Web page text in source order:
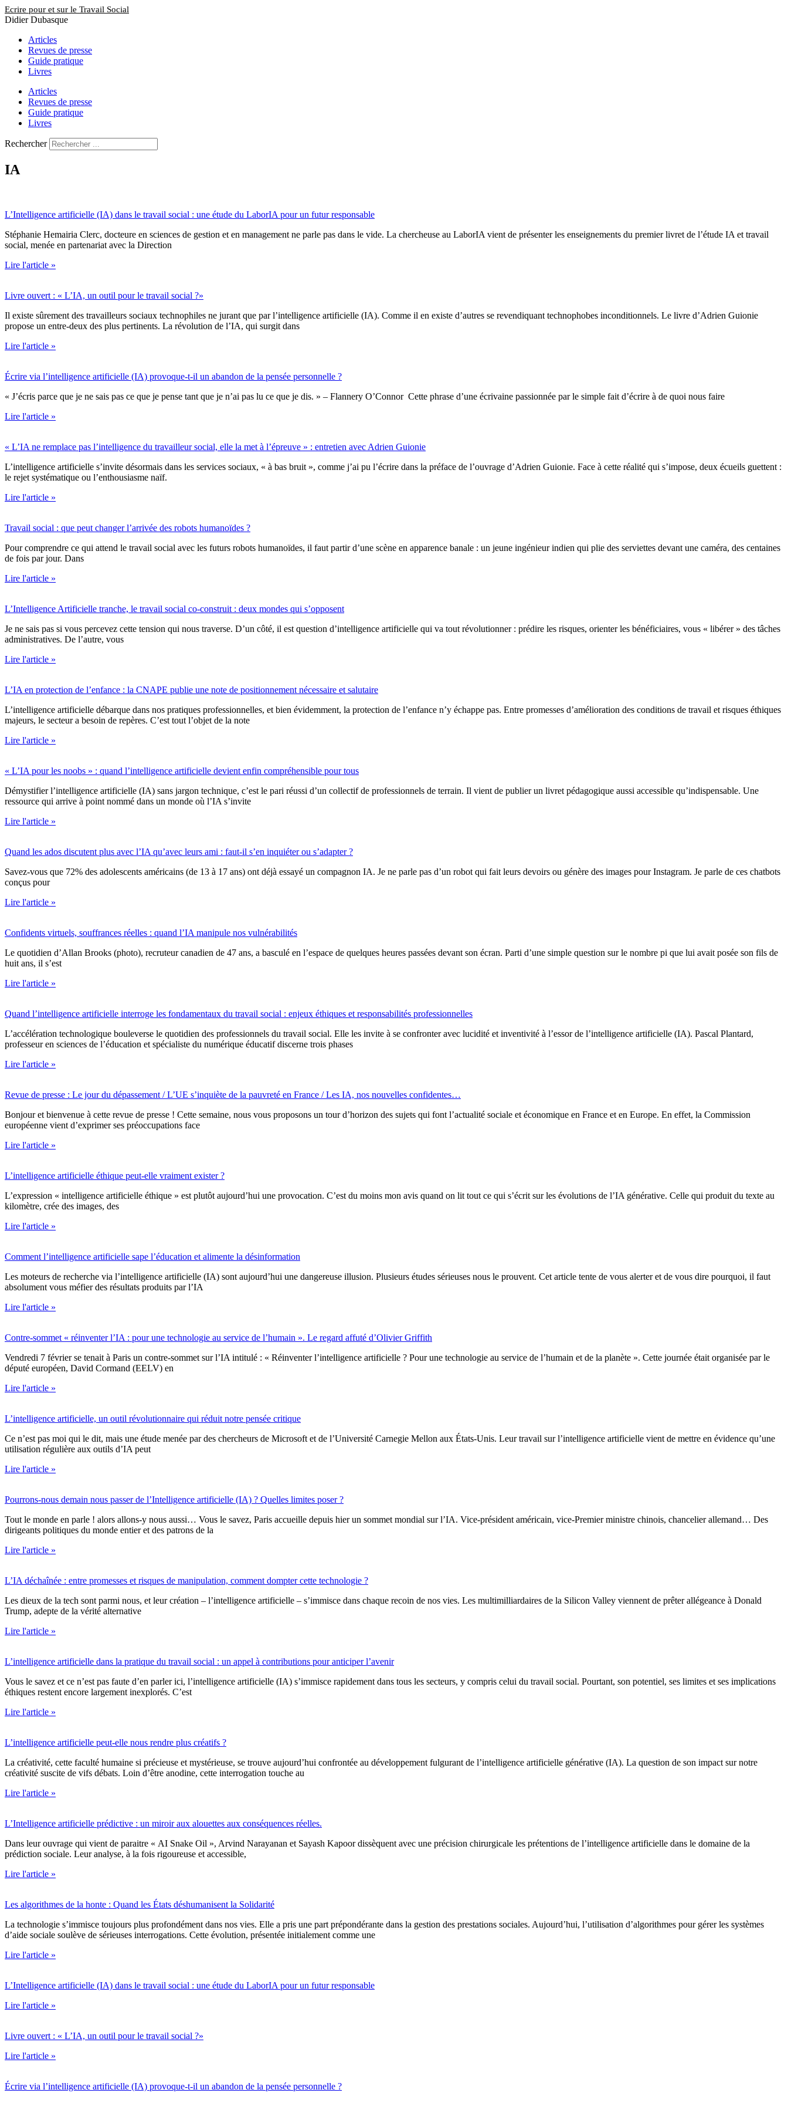
Aller
au
Ecrire pour et sur le Travail Social
Didier Dubasque
Articles
Revues de presse
Guide pratique
Livres
Articles
Revues de presse
Guide pratique
Livres
Rechercher
IA
L’Intelligence artificielle (IA) dans le travail social : une étude du LaborIA pour un futur responsable
Stéphanie Hemairia Clerc, docteure en sciences de gestion et en management ne parle pas dans le vide. La chercheuse au LaborIA vient de présenter les enseignements du premier livret de l’étude IA et travail
social, menée en partenariat avec la Direction
Lire l'article »
Livre ouvert : « L’IA, un outil pour le travail social ?»
Il existe sûrement des travailleurs sociaux technophiles ne jurant que par l’intelligence artificielle (IA). Comme il en existe d’autres se revendiquant technophobes inconditionnels. Le livre d’Adrien Guionie
propose un entre-deux des plus pertinents. La révolution de l’IA, qui surgit dans
Lire l'article »
Écrire via l’intelligence artificielle (IA) provoque-t-il un abandon de la pensée personnelle ?
« J’écris parce que je ne sais pas ce que je pense tant que je n’ai pas lu ce que je dis. » – Flannery O’Connor Cette phrase d’une écrivaine passionnée par le simple fait d’écrire à de quoi nous faire
Lire l'article »
« L’IA ne remplace pas l’intelligence du travailleur social, elle la met à l’épreuve » : entretien avec Adrien Guionie
L’intelligence artificielle s’invite désormais dans les services sociaux, « à bas bruit », comme j’ai pu l’écrire dans la préface de l’ouvrage d’Adrien Guionie. Face à cette réalité qui s’impose, deux écueils guettent :
le rejet systématique ou l’enthousiasme naïf.
Lire l'article »
Travail social : que peut changer l’arrivée des robots humanoïdes ?
Pour comprendre ce qui attend le travail social avec les futurs robots humanoïdes, il faut partir d’une scène en apparence banale : un jeune ingénieur indien qui plie des serviettes devant une caméra, des centaines
de fois par jour. Dans
Lire l'article »
L’Intelligence Artificielle tranche, le travail social co-construit : deux mondes qui s’opposent
Je ne sais pas si vous percevez cette tension qui nous traverse. D’un côté, il est question d’intelligence artificielle qui va tout révolutionner : prédire les risques, orienter les bénéficiaires, vous « libérer » des tâches
administratives. De l’autre, vous
Lire l'article »
L’IA en protection de l’enfance : la CNAPE publie une note de positionnement nécessaire et salutaire
L’intelligence artificielle débarque dans nos pratiques professionnelles, et bien évidemment, la protection de l’enfance n’y échappe pas. Entre promesses d’amélioration des conditions de travail et risques éthiques
majeurs, le secteur a besoin de repères. C’est tout l’objet de la note
Lire l'article »
« L’IA pour les noobs » : quand l’intelligence artificielle devient enfin compréhensible pour tous
Démystifier l’intelligence artificielle (IA) sans jargon technique, c’est le pari réussi d’un collectif de professionnels de terrain. Il vient de publier un livret pédagogique aussi accessible qu’indispensable. Une
ressource qui arrive à point nommé dans un monde où l’IA s’invite
Lire l'article »
Quand les ados discutent plus avec l’IA qu’avec leurs ami : faut-il s’en inquiéter ou s’adapter ?
Savez-vous que 72% des adolescents américains (de 13 à 17 ans) ont déjà essayé un compagnon IA. Je ne parle pas d’un robot qui fait leurs devoirs ou génère des images pour Instagram. Je parle de ces chatbots
conçus pour
Lire l'article »
Confidents virtuels, souffrances réelles : quand l’IA manipule nos vulnérabilités
Le quotidien d’Allan Brooks (photo), recruteur canadien de 47 ans, a basculé en l’espace de quelques heures passées devant son écran. Parti d’une simple question sur le nombre pi que lui avait posée son fils de
huit ans, il s’est
Lire l'article »
Quand l’intelligence artificielle interroge les fondamentaux du travail social : enjeux éthiques et responsabilités professionnelles
L’accélération technologique bouleverse le quotidien des professionnels du travail social. Elle les invite à se confronter avec lucidité et inventivité à l’essor de l’intelligence artificielle (IA). Pascal Plantard,
professeur en sciences de l’éducation et spécialiste du numérique éducatif discerne trois phases
Lire l'article »
Revue de presse : Le jour du dépassement / L’UE s’inquiète de la pauvreté en France / Les IA, nos nouvelles confidentes…
Bonjour et bienvenue à cette revue de presse ! Cette semaine, nous vous proposons un tour d’horizon des sujets qui font l’actualité sociale et économique en France et en Europe. En effet, la Commission
européenne vient d’exprimer ses préoccupations face
Lire l'article »
L’intelligence artificielle éthique peut-elle vraiment exister ?
L’expression « intelligence artificielle éthique » est plutôt aujourd’hui une provocation. C’est du moins mon avis quand on lit tout ce qui s’écrit sur les évolutions de l’IA générative. Celle qui produit du texte au
kilomètre, crée des images, des
Lire l'article »
Comment l’intelligence artificielle sape l’éducation et alimente la désinformation
Les moteurs de recherche via l’intelligence artificielle (IA) sont aujourd’hui une dangereuse illusion. Plusieurs études sérieuses nous le prouvent. Cet article tente de vous alerter et de vous dire pourquoi, il faut
absolument vous méfier des résultats produits par l’IA
Lire l'article »
Contre-sommet « réinventer l’IA : pour une technologie au service de l’humain ». Le regard affuté d’Olivier Griffith
Vendredi 7 février se tenait à Paris un contre-sommet sur l’IA intitulé : « Réinventer l’intelligence artificielle ? Pour une technologie au service de l’humain et de la planète ». Cette journée était organisée par le
député européen, David Cormand (EELV) en
Lire l'article »
L’intelligence artificielle, un outil révolutionnaire qui réduit notre pensée critique
Ce n’est pas moi qui le dit, mais une étude menée par des chercheurs de Microsoft et de l’Université Carnegie Mellon aux États-Unis. Leur travail sur l’intelligence artificielle vient de mettre en évidence qu’une
utilisation régulière aux outils d’IA peut
Lire l'article »
Pourrons-nous demain nous passer de l’Intelligence artificielle (IA) ? Quelles limites poser ?
Tout le monde en parle ! alors allons-y nous aussi… Vous le savez, Paris accueille depuis hier un sommet mondial sur l’IA. Vice-président américain, vice-Premier ministre chinois, chancelier allemand… Des
dirigeants politiques du monde entier et des patrons de la
Lire l'article »
L’IA déchaînée : entre promesses et risques de manipulation, comment dompter cette technologie ?
Les dieux de la tech sont parmi nous, et leur création – l’intelligence artificielle – s’immisce dans chaque recoin de nos vies. Les multimilliardaires de la Silicon Valley viennent de prêter allégeance à Donald
Trump, adepte de la vérité alternative
Lire l'article »
L’intelligence artificielle dans la pratique du travail social : un appel à contributions pour anticiper l’avenir
Vous le savez et ce n’est pas faute d’en parler ici, l’intelligence artificielle (IA) s’immisce rapidement dans tous les secteurs, y compris celui du travail social. Pourtant, son potentiel, ses limites et ses implications
éthiques restent encore largement inexplorés. C’est
Lire l'article »
L’intelligence artificielle peut-elle nous rendre plus créatifs ?
La créativité, cette faculté humaine si précieuse et mystérieuse, se trouve aujourd’hui confrontée au développement fulgurant de l’intelligence artificielle générative (IA). La question de son impact sur notre
créativité suscite de vifs débats. Loin d’être anodine, cette interrogation touche au
Lire l'article »
L’Intelligence artificielle prédictive : un miroir aux alouettes aux conséquences réelles.
Dans leur ouvrage qui vient de paraitre « AI Snake Oil », Arvind Narayanan et Sayash Kapoor dissèquent avec une précision chirurgicale les prétentions de l’intelligence artificielle dans le domaine de la
prédiction sociale. Leur analyse, à la fois rigoureuse et accessible,
Lire l'article »
Les algorithmes de la honte : Quand les États déshumanisent la Solidarité
La technologie s’immisce toujours plus profondément dans nos vies. Elle a pris une part prépondérante dans la gestion des prestations sociales. Aujourd’hui, l’utilisation d’algorithmes pour gérer les systèmes
d’aide sociale soulève de sérieuses interrogations. Cette évolution, présentée initialement comme une
Lire l'article »
L’Intelligence artificielle (IA) dans le travail social : une étude du LaborIA pour un futur responsable
Lire l'article »
Livre ouvert : « L’IA, un outil pour le travail social ?»
Lire l'article »
Écrire via l’intelligence artificielle (IA) provoque-t-il un abandon de la pensée personnelle ?